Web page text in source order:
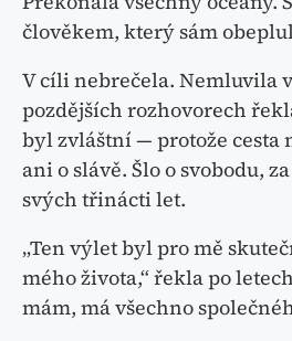
člověkem, který sám
V cíli nebrečela. Nemluvila
pozdějších rozhovorech
byl zvláštní — protože cesta
ani o slávě. Šlo o svobodu,
svých třinácti let.
„Ten výlet byl pro mě
mého života,“ řekla po
mám, má všechno